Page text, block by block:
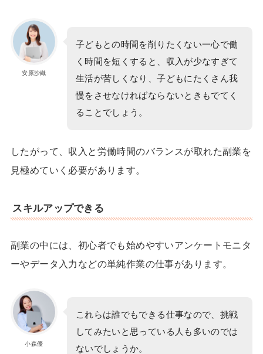
安原沙織
子どもとの時間を削りたくない一心で働
く時間を短くすると、収入が少なすぎて
生活が苦しくなり、子どもにたくさん我
慢をさせなければならないときもでてく
ることでしょう。
したがって、収入と労働時間のバランスが取れた副業を
見極めていく必要があります。
スキルアップできる
副業の中には、初心者でも始めやすいアンケートモニタ
ーやデータ入力などの単純作業の仕事があります。
小森優
これらは誰でもできる仕事なので、挑戦
してみたいと思っている人も多いのでは
ないでしょうか。